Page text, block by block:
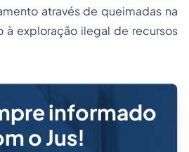
através de queimadas na
à exploração ilegal de recursos
informado
o Jus!